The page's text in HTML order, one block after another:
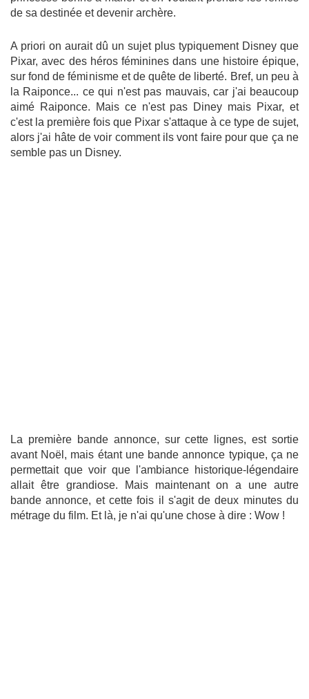
de sa destinée et devenir archère.
A priori on aurait dû un sujet plus typiquement Disney que
Pixar, avec des héros féminines dans une histoire épique,
sur fond de féminisme et de quête de liberté. Bref, un peu à
la Raiponce... ce qui n'est pas mauvais, car j'ai beaucoup
aimé Raiponce. Mais ce n'est pas Diney mais Pixar, et
c'est la première fois que Pixar s'attaque à ce type de sujet,
alors j'ai hâte de voir comment ils vont faire pour que ça ne
semble pas un Disney.
La première bande annonce, sur cette lignes, est sortie
avant Noël, mais étant une bande annonce typique, ça ne
permettait que voir que l'ambiance historique-légendaire
allait être grandiose. Mais maintenant on a une autre
bande annonce, et cette fois il s'agit de deux minutes du
métrage du film. Et là, je n'ai qu'une chose à dire : Wow !